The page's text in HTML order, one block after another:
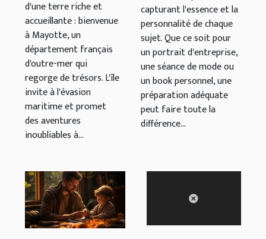
d'une terre riche et
accueillante : bienvenue
à Mayotte, un
département français
d'outre-mer qui
regorge de trésors. L'île
invite à l'évasion
maritime et promet
des aventures
inoubliables à...
capturant l'essence et la
personnalité de chaque
sujet. Que ce soit pour
un portrait d'entreprise,
une séance de mode ou
un book personnel, une
préparation adéquate
peut faire toute la
différence...